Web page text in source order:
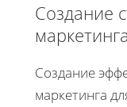
Создание
Создание
маркетинга